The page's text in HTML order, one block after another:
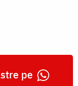
pe